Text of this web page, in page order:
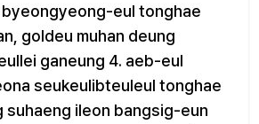
eul tonghae
goldeu muhan deung
ganeung 4. aeb-eul
seukeulibteuleul tonghae
suhaeng ileon bangsig-eun